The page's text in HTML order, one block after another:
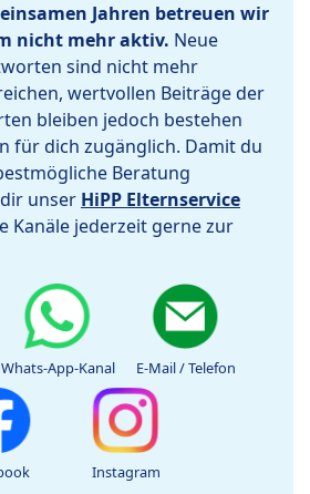
Jahren betreuen wir
nicht mehr aktiv. Neue
sind nicht mehr
wertvollen Beiträge der
bleiben jedoch bestehen
für dich zugänglich. Damit du
Beratung
unser HiPP Elternservice
Kanäle jederzeit gerne zur
Whats-App-Kanal E-Mail / Telefon
Instagram